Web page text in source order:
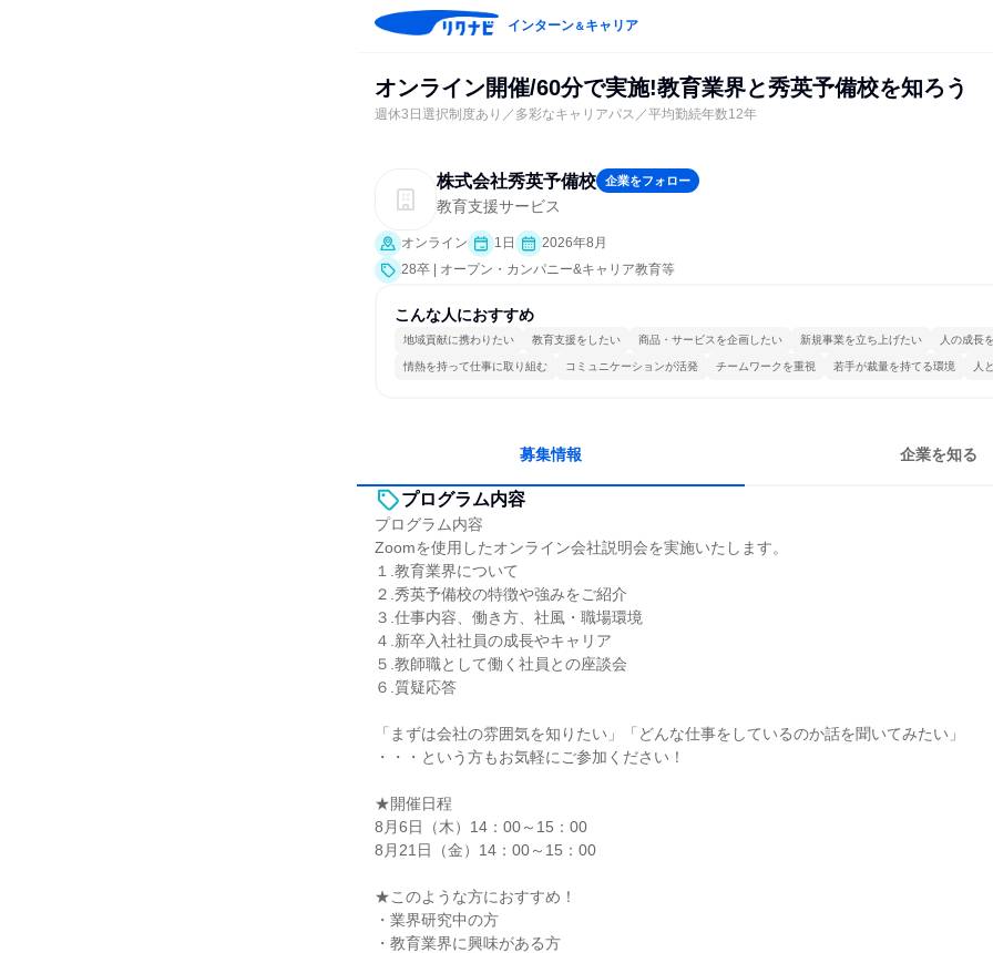
インターン＆キャリア
オンライン開催/60分で実施!教育業界と秀英予備校を知ろう
週休3日選択制度あり／多彩なキャリアパス／平均勤続年数12年
株式会社秀英予備校 企業をフォロー
教育支援サービス
オンライン 1日
2026年8月
28卒 | オープン・カンパニー&キャリア教育等
こんな人におすすめ
地域貢献に携わりたい 教育支援をしたい 商品・サービスを企画したい 新規事業を立ち上げたい 人の成長
情熱を持って仕事に取り組む コミュニケーションが活発 チームワークを重視 若手が裁量を持てる環境 人
募集情報 企業を知る
プログラム内容
プログラム内容
Zoomを使用したオンライン会社説明会を実施いたします。
１.教育業界について
２.秀英予備校の特徴や強みをご紹介
３.仕事内容、働き方、社風・職場環境
４.新卒入社社員の成長やキャリア
５.教師職として働く社員との座談会
６.質疑応答
「まずは会社の雰囲気を知りたい」「どんな仕事をしているのか話を聞いてみたい」
・・・という方もお気軽にご参加ください！
★開催日程
8月6日（木）14：00～15：00
8月21日（金）14：00～15：00
★このような方におすすめ！
・業界研究中の方
・教育業界に興味がある方